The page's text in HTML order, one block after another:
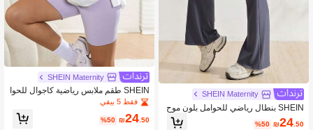
SHEIN Maternity
SHEIN بنطال رياضي للحوامل بلون موح
د بقصة ضيقة وواسعة من الأسفل
₪24.50
%50
SHEIN Maternity
SHEIN طقم ملابس رياضية كاجوال للحوا
مل يتكون من ملابس علوية بياقة دائرية وأ
فقط 5 بيقي
₪24.50
%50